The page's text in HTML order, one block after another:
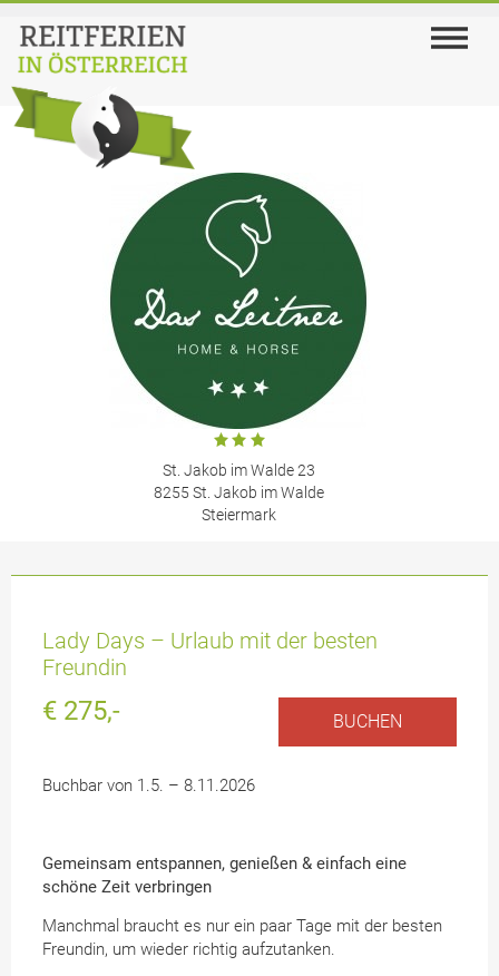
St. Jakob im Walde 23
8255 St. Jakob im Walde
Steiermark
Lady Days – Urlaub mit der besten
Freundin
€ 275,- BUCHEN
Buchbar von 1.5. – 8.11.2026
Gemeinsam entspannen, genießen & einfach eine
schöne Zeit verbringen
Manchmal braucht es nur ein paar Tage mit der besten
Freundin, um wieder richtig aufzutanken.